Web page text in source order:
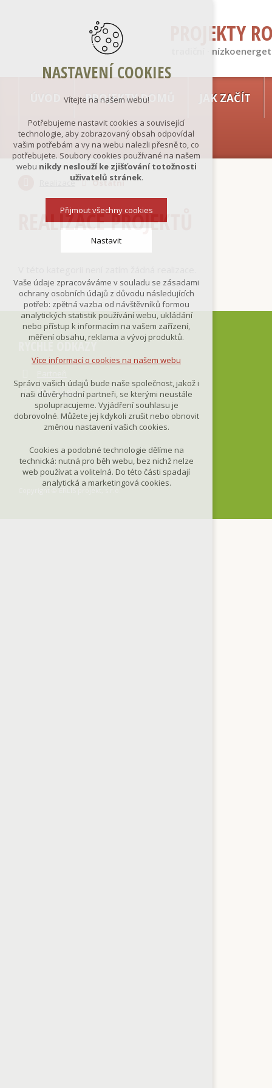
PROJEKTY
tradiční ·
PROJEKTY DOMŮ JAK ZAČÍT
Realizace Ostatní
REALIZACE PROJEKTŮ
RYCHLÉ ODKAZY
Mapa webu
Copyright © ERLIS projekt, s.r.o.
NASTAVENÍ COOKIES
Vítejte na našem webu!
Potřebujeme nastavit cookies a související
technologie, aby zobrazovaný obsah odpovídal
vašim potřebám a vy na webu nalezli přesně to, co
potřebujete. Soubory cookies používané na našem
webu nikdy neslouží ke zjišťování totožnosti
uživatelů stránek.
Přijmout všechny cookies
Nastavit
nutná pro provozování webu
udržení kontextu stránek (session):
případná přihlášení, volby jazyka, apod.
Volitelná cookies
analytická pro anonymizované
marketingová cookies
Více informací o cookies na našem webu
Odmítnout vše
Vaše údaje zpracováváme v souladu se zásadami
ochrany osobních údajů z důvodu následujících
potřeb: zpětná vazba od návštěvníků formou
analytických statistik používání webu, ukládání
nebo přístup k informacím na vašem zařízení,
měření obsahu, reklama a vývoj produktů.
Více informací o cookies na našem webu
Správci vašich údajů bude naše společnost, jakož i
naši důvěryhodní partneři, se kterými neustále
spolupracujeme. Vyjádření souhlasu je
dobrovolné. Můžete jej kdykoli zrušit nebo obnovit
změnou nastavení vašich cookies.
Cookies a podobné technologie dělíme na
technická: nutná pro běh webu, bez nichž nelze
web používat a volitelná. Do této části spadají
analytická a marketingová cookies.